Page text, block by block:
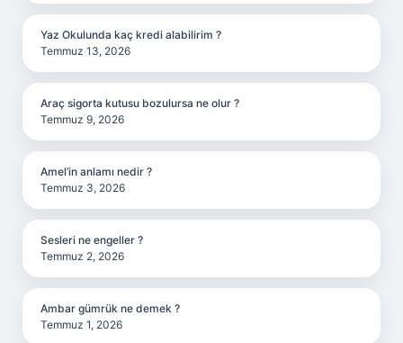
Yaz Okulunda kaç kredi alabilirim ?
Temmuz 13, 2026
Araç sigorta kutusu bozulursa ne olur ?
Temmuz 9, 2026
Amel’in anlamı nedir ?
Temmuz 3, 2026
Sesleri ne engeller ?
Temmuz 2, 2026
Ambar gümrük ne demek ?
Temmuz 1, 2026